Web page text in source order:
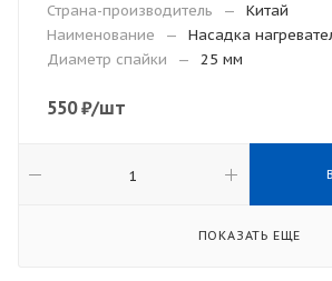
Страна-производитель
—
Китай
Наименование
—
Насадка
Диаметр спайки
— 25 мм
550₽/шт
ПОКАЗАТЬ ЕЩЕ